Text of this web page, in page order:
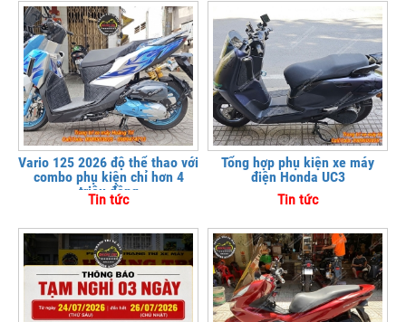
Vario 125 2026 độ thể thao với
combo phụ kiện chỉ hơn 4
triệu đồng
Tin tức
Tổng hợp phụ kiện xe máy
điện Honda UC3
Tin tức